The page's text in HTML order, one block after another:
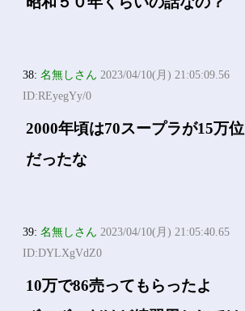
38:名無しさん 2023/04/10(月) 21:05:09.56
ID:REyegYy/0
2000年頃は70スープラが15万位
だったな
39:名無しさん 2023/04/10(月) 21:05:40.65
ID:DYLXgVdZ0
10万で86売ってもらったよ